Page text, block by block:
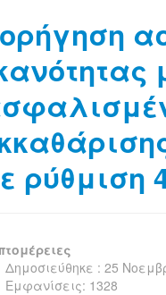
ρύθμιση
Δημοσιεύθηκε : 25
Εμφανίσεις: 1328